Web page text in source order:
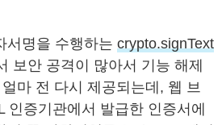
서명을 수행하는 crypto.signText
보안 공격이 많아서 기능 해제
마 전 다시 제공되는데, 웹 브
인증기관에서 발급한 인증서에